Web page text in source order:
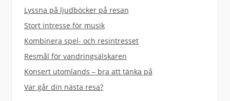
Lyssna på ljudböcker på resan
Stort intresse för musik
Kombinera spel- och resintresset
Resmål för vandringsälskaren
Konsert utomlands – bra att tänka på
Var går din nästa resa?